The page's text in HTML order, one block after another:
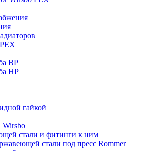
ВР
НР
гайкой
Wirsbo
стали и фитинги к ним
стали под пресс Rommer